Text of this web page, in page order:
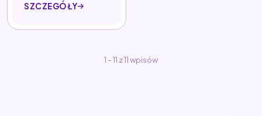
SZCZEGÓŁY
1 - 11 z 11 wpisów